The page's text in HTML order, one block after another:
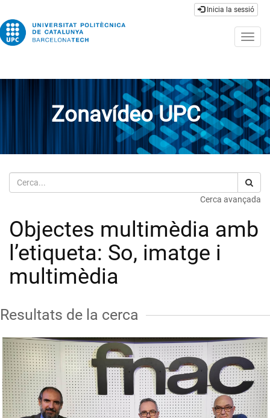
Inicia la sessió
Zonavídeo UPC
Cerca
Cerca avançada
Objectes multimèdia amb
l’etiqueta: So, imatge i
multimèdia
Resultats de la cerca